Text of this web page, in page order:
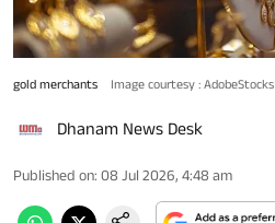
gold merchants Image courtesy : AdobeStocks
Dhanam News Desk
Published on: 08 Jul 2026, 4:48 am